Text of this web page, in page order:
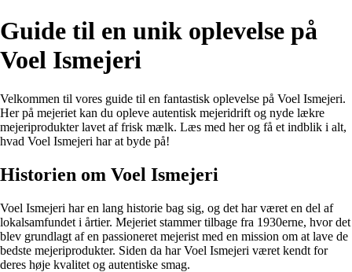
Guide til en unik oplevelse på
Voel Ismejeri
Velkommen til vores guide til en fantastisk oplevelse på Voel Ismejeri.
Her på mejeriet kan du opleve autentisk mejeridrift og nyde lækre
mejeriprodukter lavet af frisk mælk. Læs med her og få et indblik i alt,
hvad Voel Ismejeri har at byde på!
Historien om Voel Ismejeri
Voel Ismejeri har en lang historie bag sig, og det har været en del af
lokalsamfundet i årtier. Mejeriet stammer tilbage fra 1930erne, hvor det
blev grundlagt af en passioneret mejerist med en mission om at lave de
bedste mejeriprodukter. Siden da har Voel Ismejeri været kendt for
deres høje kvalitet og autentiske smag.